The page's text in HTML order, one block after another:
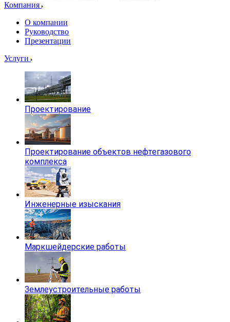
Компания
О компании
Руководство
Презентации
Услуги
Проектирование
Проектирование объектов нефтегазового
комплекса
Инженерные изыскания
Маркшейдерские работы
Землеустроительные работы